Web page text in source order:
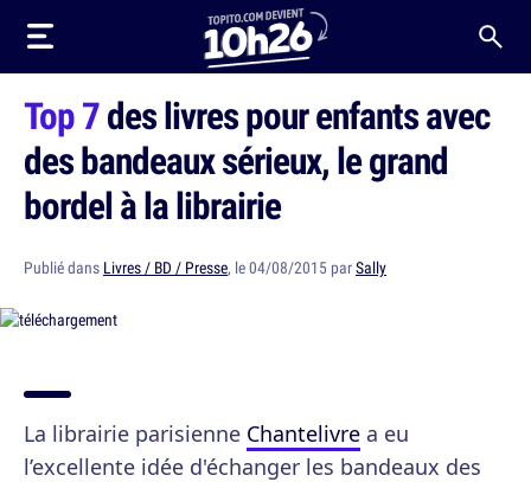
Top 7des livres pour enfants avec
des bandeaux sérieux, le grand
bordel à la librairie
Publié dans Livres / BD / Presse, le 04/08/2015 parSally
La librairie parisienne Chantelivre a eu
l’excellente idée d'échanger les bandeaux des